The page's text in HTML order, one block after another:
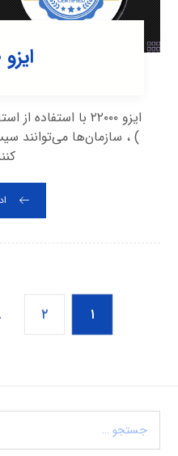
ایزو ۲۲۰۰۰
) ، سازمان‌ها می‌توانند
۱ ۲